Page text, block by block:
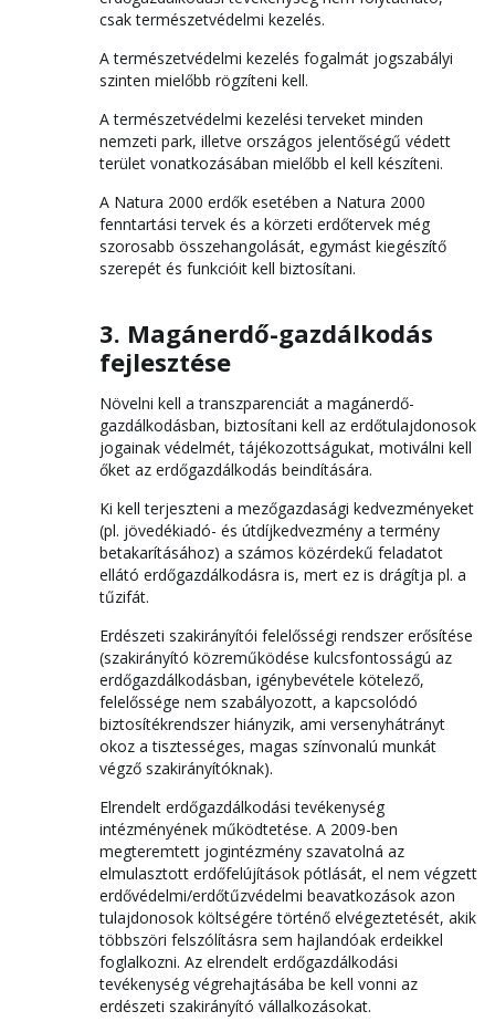
csak természetvédelmi kezelés.
A természetvédelmi kezelés fogalmát jogszabályi
szinten mielőbb rögzíteni kell.
A természetvédelmi kezelési terveket minden
nemzeti park, illetve országos jelentőségű védett
terület vonatkozásában mielőbb el kell készíteni.
A Natura 2000 erdők esetében a Natura 2000
fenntartási tervek és a körzeti erdőtervek még
szorosabb összehangolását, egymást kiegészítő
szerepét és funkcióit kell biztosítani.
3. Magánerdő-gazdálkodás
fejlesztése
Növelni kell a transzparenciát a magánerdő-
gazdálkodásban, biztosítani kell az erdőtulajdonosok
jogainak védelmét, tájékozottságukat, motiválni kell
őket az erdőgazdálkodás beindítására.
Ki kell terjeszteni a mezőgazdasági kedvezményeket
(pl. jövedékiadó- és útdíjkedvezmény a termény
betakarításához) a számos közérdekű feladatot
ellátó erdőgazdálkodásra is, mert ez is drágítja pl. a
tűzifát.
Erdészeti szakirányítói felelősségi rendszer erősítése
(szakirányító közreműködése kulcsfontosságú az
erdőgazdálkodásban, igénybevétele kötelező,
felelőssége nem szabályozott, a kapcsolódó
biztosítékrendszer hiányzik, ami versenyhátrányt
okoz a tisztességes, magas színvonalú munkát
végző szakirányítóknak).
Elrendelt erdőgazdálkodási tevékenység
intézményének működtetése. A 2009-ben
megteremtett jogintézmény szavatolná az
elmulasztott erdőfelújítások pótlását, el nem végzett
erdővédelmi/erdőtűzvédelmi beavatkozások azon
tulajdonosok költségére történő elvégeztetését, akik
többszöri felszólításra sem hajlandóak erdeikkel
foglalkozni. Az elrendelt erdőgazdálkodási
tevékenység végrehajtásába be kell vonni az
erdészeti szakirányító vállalkozásokat.